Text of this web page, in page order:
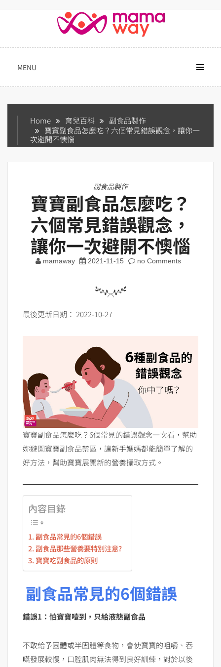
MENU
Home 育兒百科
副食品製作
寶寶副食品怎麼吃？六個常見錯誤觀念，讓你一
次避開不懊惱
副食品製作
寶寶副食品怎麼吃？
六個常見錯誤觀念，
讓你一次避開不懊惱
mamaway 2021-11-15 no Comments
最後更新日期： 2022-10-27
寶寶副食品怎麼吃？6個常見的錯誤觀念一次看，幫助
妳避開寶寶副食品禁區，讓新手媽媽都能簡單了解的
好方法，幫助寶寶展開新的營養攝取方式。
內容目錄
副食品常見的6個錯誤
副食品那些營養要特別注意?
寶寶吃副食品的原則
副食品常見的6個錯誤
錯誤1：怕寶寶噎到，只給液態副食品
不敢給予固體或半固體等食物，會使寶寶的咀嚼、吞
嚥發展較慢，口腔肌肉無法得到良好訓練，對於以後